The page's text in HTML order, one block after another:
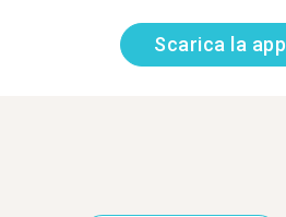
Scarica la app